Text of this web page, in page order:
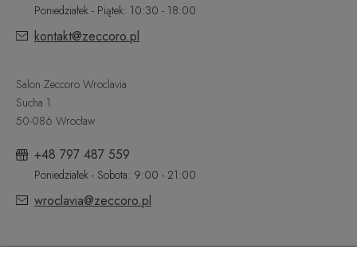
Poniedziałek - Piątek: 10:30 - 18:00
kontakt@zeccoro.pl
Salon Zeccoro Wroclavia
Sucha 1
50-086 Wrocław
+48 797 487 559
Poniedziałek - Sobota: 9:00 - 21:00
wroclavia@zeccoro.pl